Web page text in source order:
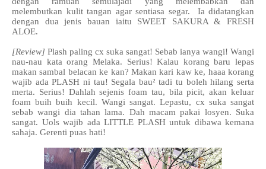
melembutkan kulit tangan agar sentiasa segar. Ia didatangkan
dengan dua jenis bauan iaitu SWEET SAKURA & FRESH
ALOE.
[Review] Plash paling cx suka sangat! Sebab ianya wangi! Wangi
nau-nau kata orang Melaka. Serius! Kalau korang baru lepas
makan sambal belacan ke kan? Makan kari kaw ke, haaa korang
wajib ada PLASH ni tau! Segala bau² tadi tu boleh hilang serta
merta. Serius! Dahlah sejenis foam tau, bila picit, akan keluar
foam buih buih kecil. Wangi sangat. Lepastu, cx suka sangat
sebab wangi dia tahan lama. Dah macam pakai losyen. Suka
sangat. Uols wajib ada LITTLE PLASH untuk dibawa kemana
sahaja. Gerenti puas hati!